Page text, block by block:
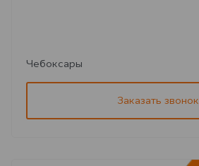
Чебоксары
Заказать звонок